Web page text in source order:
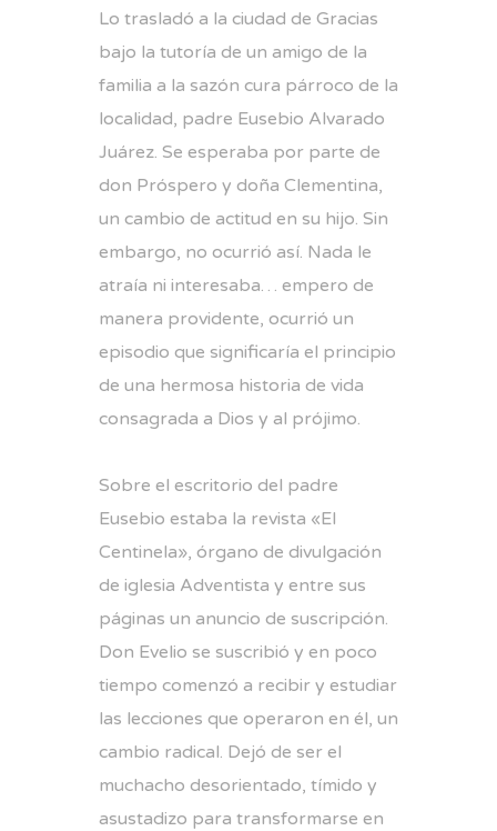
Lo trasladó a la ciudad de Gracias
bajo la tutoría de un amigo de la
familia a la sazón cura párroco de la
localidad, padre Eusebio Alvarado
Juárez. Se esperaba por parte de
don Próspero y doña Clementina,
un cambio de actitud en su hijo. Sin
embargo, no ocurrió así. Nada le
atraía ni interesaba… empero de
manera providente, ocurrió un
episodio que significaría el principio
de una hermosa historia de vida
consagrada a Dios y al prójimo.
Sobre el escritorio del padre
Eusebio estaba la revista «El
Centinela», órgano de divulgación
de iglesia Adventista y entre sus
páginas un anuncio de suscripción.
Don Evelio se suscribió y en poco
tiempo comenzó a recibir y estudiar
las lecciones que operaron en él, un
cambio radical. Dejó de ser el
muchacho desorientado, tímido y
asustadizo para transformarse en